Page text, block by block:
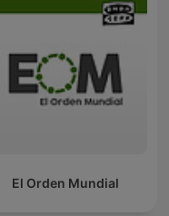
El Orden Mundial